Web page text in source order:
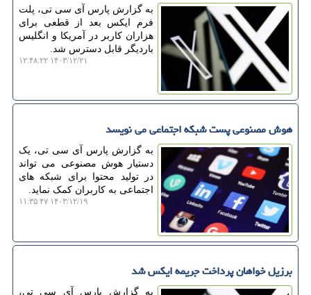
به گزارش پارس آی سی تی، پلت
فرم ایکس بعد از قطعی برای
هزاران کاربر در آمریکا و انگلیس
باردیگر قابل دسترس شد.
۱۴۰۳/۱۲/۲۱ ۱۲:۴۸:۲۲
هوش مصنوعی پست شبکه اجتماعی می نویسد
به گزارش پارس آی سی تی، یک
دستیار هوش مصنوعی می تواند
در تولید محتوا برای شبکه های
اجتماعی به کاربران کمک نماید.
۱۴۰۳/۱۲/۱۹ ۱۱:۳۵:۴۷
برزیل خواهان پرداخت جریمه ایکس شد
به گزارش پارس آی سی تی،